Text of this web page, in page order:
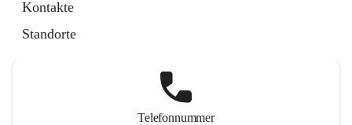
Kontakte
Standorte
Telefonnummer